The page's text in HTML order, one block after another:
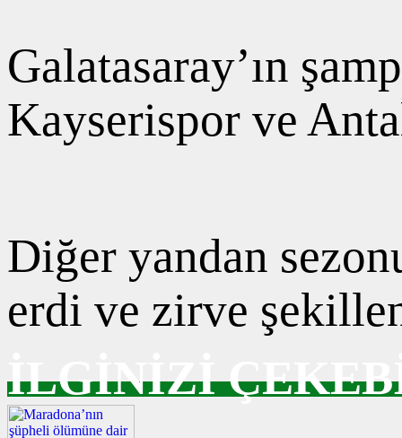
Galatasaray’ın
Kayserispor ve
Diğer yandan
erdi ve zirve
İLGİNİZİ